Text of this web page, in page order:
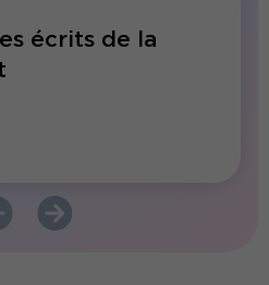
écrits de la